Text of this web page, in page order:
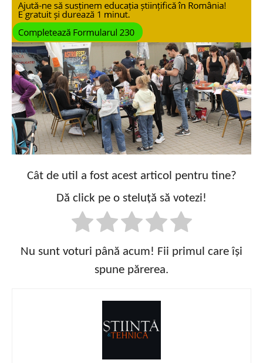
Cât de util a fost acest articol pentru tine?
Dă click pe o steluță să votezi!
Nu sunt voturi până acum! Fii primul care își
spune părerea.